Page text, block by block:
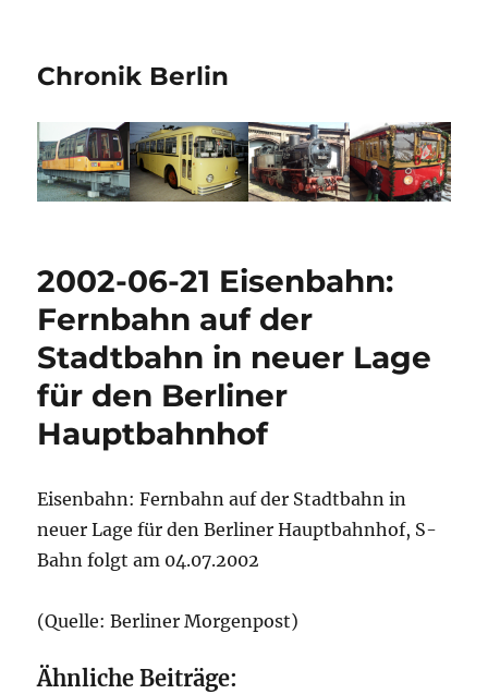
Chronik Berlin
2002-06-21 Eisenbahn:
Fernbahn auf der
Stadtbahn in neuer Lage
für den Berliner
Hauptbahnhof
Eisenbahn: Fernbahn auf der Stadtbahn in
neuer Lage für den Berliner Hauptbahnhof, S-
Bahn folgt am 04.07.2002
(Quelle: Berliner Morgenpost)
Ähnliche Beiträge: